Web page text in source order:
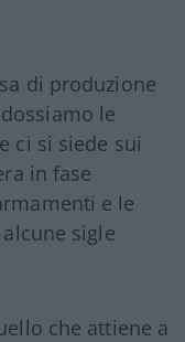
di produzione
le
ci si siede sui
in fase
e le
sigle
che attiene a